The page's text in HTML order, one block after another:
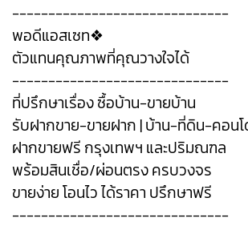
------------------------------
พอดีแอสเซท❖
ตัวแทนคุณภาพที่คุณวางใจได้
------------------------------
ที่ปรึกษาเรื่อง ซื้อบ้าน-ขายบ้าน
รับฝากขาย-ขายฝาก | บ้าน-ที่ดิน-คอน
ฝากขายฟรี กรุงเทพฯ และปริมณฑล
พร้อมสินเชื่อ/ผ่อนตรง ครบวงจร
ขายง่าย โอนไว ได้ราคา ปรึกษาฟรี
------------------------------